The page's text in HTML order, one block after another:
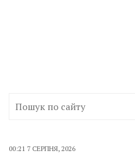
00:21 7 СЕРПНЯ, 2026